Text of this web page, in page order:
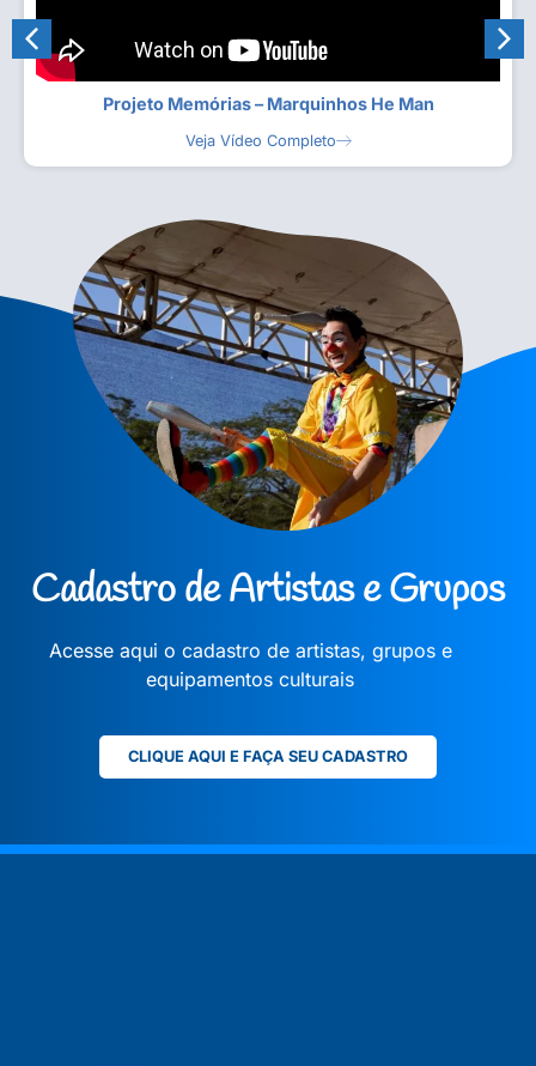
Projeto Memórias – Marquinhos He Man
Veja Vídeo Completo
Cadastro de Artistas e Grupos
Acesse aqui o cadastro de artistas, grupos e
equipamentos culturais
CLIQUE AQUI E FAÇA SEU CADASTRO